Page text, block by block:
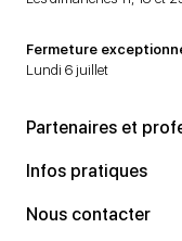
Fermeture
Lundi 6 juillet
Partenaires et
Infos pratiques
Nous contacter